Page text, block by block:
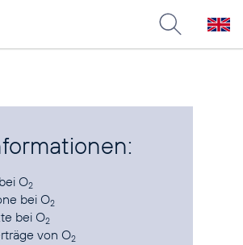
bei O2
bei O2
bei O2
von O2